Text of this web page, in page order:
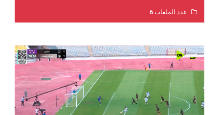
عدد الملفات 6